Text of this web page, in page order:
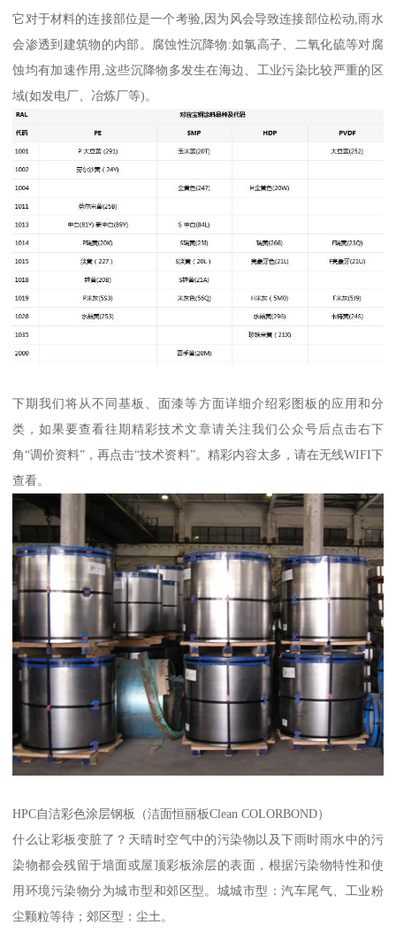
它对于材料的连接部位是一个考验,因为风会导致连接部位松动,雨水
会渗透到建筑物的内部。腐蚀性沉降物:如氯高子、二氧化硫等对腐
蚀均有加速作用,这些沉降物多发生在海边、工业污染比较严重的区
域(如发电厂、冶炼厂等)。
下期我们将从不同基板、面漆等方面详细介绍彩图板的应用和分
类，如果要查看往期精彩技术文章请关注我们公众号后点击右下
角“调价资料”，再点击“技术资料”。精彩内容太多，请在无线WIFI下
查看。
HPC自洁彩色涂层钢板（洁面恒丽板Clean COLORBOND）
什么让彩板变脏了？天晴时空气中的污染物以及下雨时雨水中的污
染物都会残留于墙面或屋顶彩板涂层的表面，根据污染物特性和使
用环境污染物分为城市型和郊区型。城城市型：汽车尾气、工业粉
尘颗粒等待；郊区型：尘土。